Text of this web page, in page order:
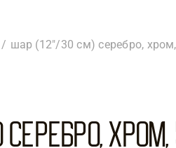
шар (12″/30 см) серебро,